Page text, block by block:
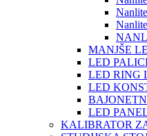
MANJŠE
LED
LED RING
LED
LED
KALIBRATOR